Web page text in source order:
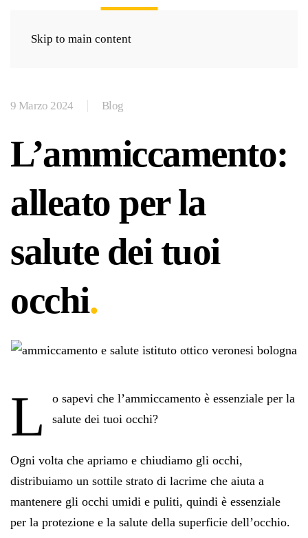
Skip to main content
9 Marzo 2024 Blog
L’ammiccamento:
alleato per la
salute dei tuoi
occhi
L
o sapevi che l’ammiccamento è essenziale per la
salute dei tuoi occhi?
Ogni volta che apriamo e chiudiamo gli occhi,
distribuiamo un sottile strato di lacrime che aiuta a
mantenere gli occhi umidi e puliti, quindi è essenziale
per la protezione e la salute della superficie dell’occhio.